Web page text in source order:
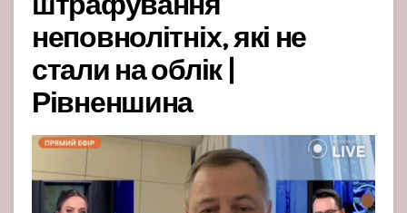
неповнолітніх, які не
стали на облік |
Рівненшина